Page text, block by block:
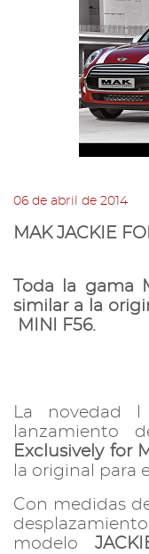
Septiembre
Julio
Junio
Febrero
Enero
2012
06 de abril de 2014
MAK JACKIE
Toda la gama
similar a la
MINI F56.
La novedad
lanzamiento
Exclusively for
la original para
Con medidas
modelo